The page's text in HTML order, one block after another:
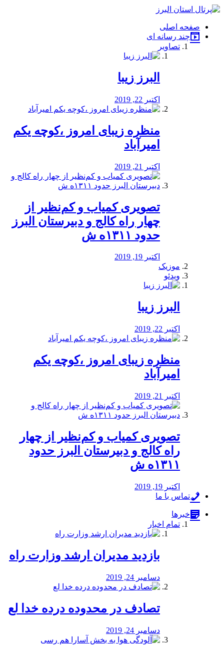
فصد
شرق
تهران
خشکشویی
صفحه اصلی
چند رسانه ای
تصاویر
البرز زیبا
اکتبر 22, 2019
منظره‌‌ زیبای امروز ،کوچه یکم
امیرآباد
اکتبر 21, 2019
️تصویری کمیاب و کم‌نظیر از
چهار راه كالج و دبيرستان البرز
حدود ۱۳۱۱ه ش
اکتبر 19, 2019
موزیک
ویدئو
البرز زیبا
اکتبر 22, 2019
منظره‌‌ زیبای امروز ،کوچه یکم
امیرآباد
اکتبر 21, 2019
️تصویری کمیاب و کم‌نظیر از چهار
راه كالج و دبيرستان البرز حدود
۱۳۱۱ه ش
اکتبر 19, 2019
تماس با ما
خبرها
تمام اخبار
بازدید مدیران ارشد وزارت راه
دسامبر 24, 2019
تصادف در محدوده درده خدا لع
دسامبر 24, 2019